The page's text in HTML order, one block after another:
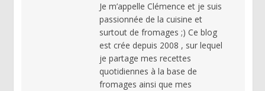
Je m’appelle Clémence et je suis
passionnée de la cuisine et
surtout de fromages ;) Ce blog
est crée depuis 2008 , sur lequel
je partage mes recettes
quotidiennes à la base de
fromages ainsi que mes